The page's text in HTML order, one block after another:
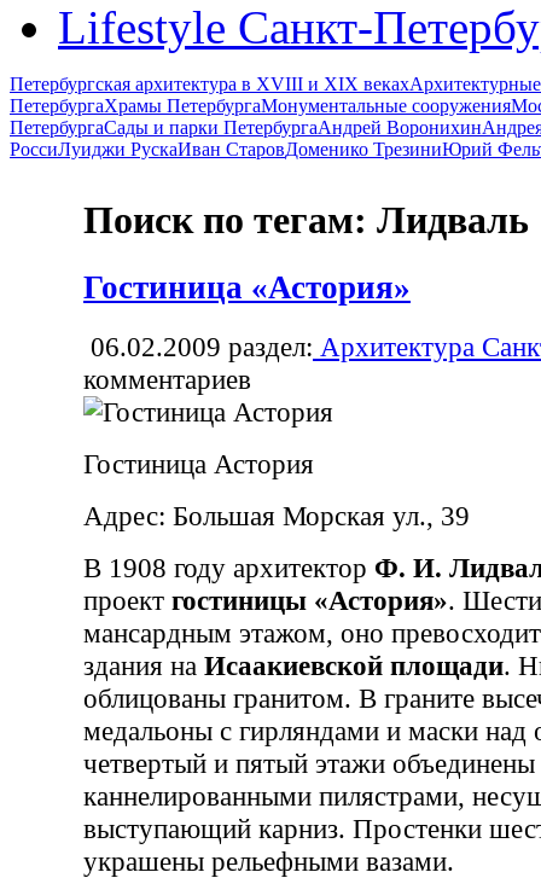
Lifestyle Санкт-
Петербургская архитектура в XVIII и XIX веках
ПетербургаХрамы ПетербургаМонументальные сооружения
ПетербургаСады и парки ПетербургаАндрей Воронихин
РоссиЛуиджи РускаИван СтаровДоменико ТрезиниЮрий
Поиск по тегам: Лидваль
Гостиница «Астория»
06.02.2009 раздел: Архитектура
комментариев
Гостиница Астория
Адрес: Большая Морская ул., 39
В 1908 году архитектор Ф. И.
проект гостиницы «Астория».
мансардным этажом, оно
здания на Исаакиевской площади.
облицованы гранитом. В граните
медальоны с гирляндами и маски над
четвертый и пятый этажи
каннелированными пилястрами,
выступающий карниз. Простенки
украшены рельефными вазами.